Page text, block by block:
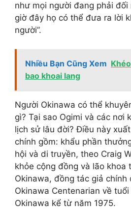
như mọi người đang phải
giờ đây họ có thể đưa ra lời
người”.
Nhiều Bạn Cũng Xem
bao khoai lang
Người Okinawa có thể
gì? Tại sao Ogimi và các nơi
lịch sử lâu đời? Điều này
chính gồm: khẩu phần
hội và di truyền, theo Craig
khỏe cộng đồng và lão khoa
Okinawa, đồng tác giả chính
Okinawa Centenarian về
Okinawa kể từ năm 1975.